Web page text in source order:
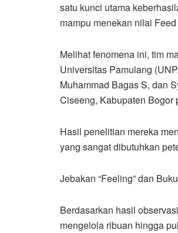
satu kunci utama
mampu menekan nilai
Melihat fenomena ini, tim
Universitas Pamulang
Muhammad Bagas S, dan
Ciseeng, Kabupaten Bogor
Hasil penelitian mereka
yang sangat dibutuhkan
Jebakan “Feeling” dan
Berdasarkan hasil
mengelola ribuan hingga